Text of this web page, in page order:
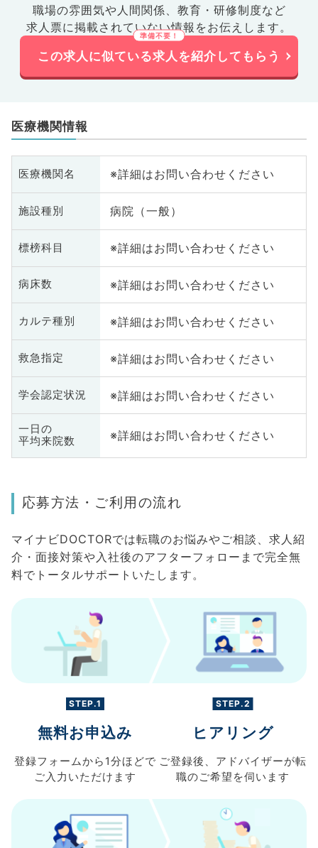
職場の雰囲気や人間関係、 教育・研修制度など
求人票に掲載されていない情報をお伝えします。
この求人に似ている求人を紹介してもらう
医療機関情報
医療機関名 ※詳細はお問い合わせください
施設種別 病院（一般）
標榜科目 ※詳細はお問い合わせください
病床数 ※詳細はお問い合わせください
カルテ種別 ※詳細はお問い合わせください
救急指定 ※詳細はお問い合わせください
学会認定状況 ※詳細はお問い合わせください
一日の
平均来院数
※詳細はお問い合わせください
応募方法・ご利用の流れ
マイナビDOCTORでは転職のお悩みやご相談、求人紹
介・面接対策や入社後のアフターフォローまで完全無
料でトータルサポートいたします。
STEP.1
無料お申込み
登録フォームから 1分ほどで
ご入力 いただけます
STEP.2
ヒアリング
ご登録後、 アドバイザーが転
職のご希望を伺います